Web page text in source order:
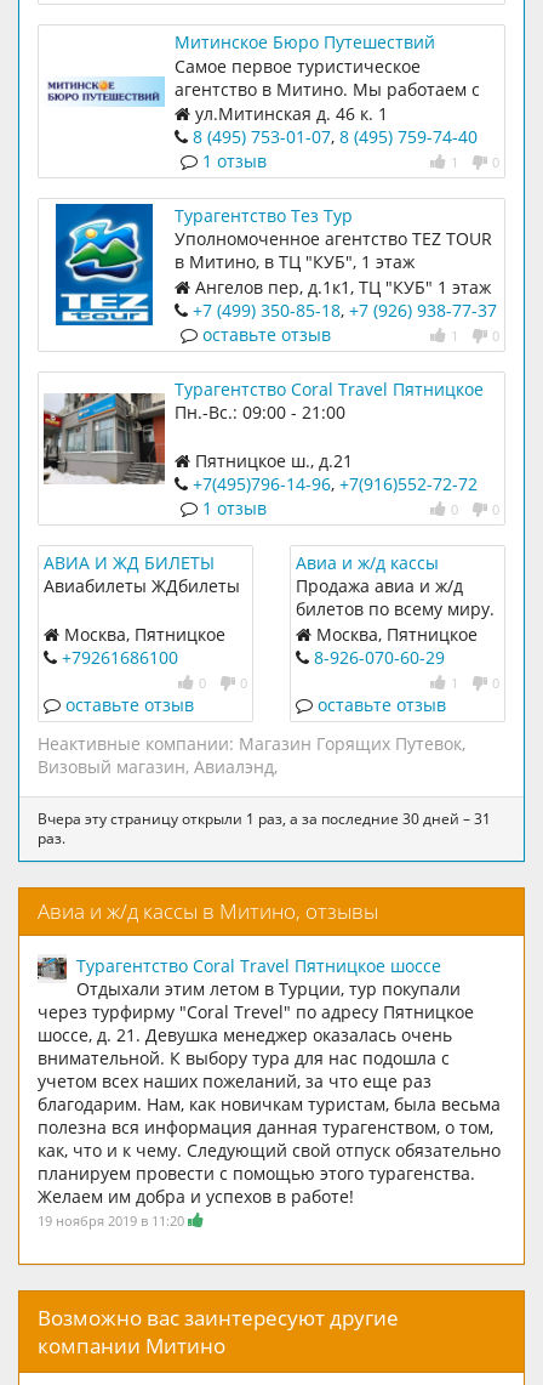
Митинское Бюро Путешествий
Самое первое туристическое
агентство в Митино. Мы работаем с
1996 года
ул.Митинская д. 46 к. 1
8 (495) 753-01-07, 8 (495) 759-74-40
1 0
1 отзыв
Турагентство Тез Тур
Уполномоченное агентство TEZ TOUR
в Митино, в ТЦ "КУБ", 1 этаж
Турагентство с опытом работы в
туризме более 20 лет. Удобное
расположение и график работы (с 10
до 21) без выходных. Возможность
бронирования онлайн без посещения
офиса.
Ангелов пер, д.1к1, ТЦ "КУБ" 1 этаж
+7 (499) 350-85-18, +7 (926) 938-77-37
1 0
оставьте отзыв
Турагентство Coral Travel Пятницкое
шоссе
Пн.-Вс.: 09:00 - 21:00
Пятницкое ш., д.21
+7(495)796-14-96, +7(916)552-72-72
0 0
1 отзыв
АВИА И ЖД БИЛЕТЫ
Авиабилеты ЖДбилеты
Москва, Пятницкое
шоссе д.27. корп.1
+79261686100
0 0
оставьте отзыв
Авиа и ж/д кассы
Runway
Продажа авиа и ж/д
билетов по всему миру.
Бронирование.
Доставка по Москве и
Москва, Пятницкое
шоссе д.18 Митинский
Радиорынок, Отель
Митино
8-926-070-60-29
1 0
оставьте отзыв
Неактивные компании: Магазин Горящих Путевок,
Визовый магазин, Авиалэнд,
Вчера эту страницу открыли 1 раз, а за последние 30 дней – 31
раз.
Авиа и ж/д кассы в Митино, отзывы
Турагентство Coral Travel Пятницкое шоссе
Отдыхали этим летом в Турции, тур покупали
через турфирму "Coral Trevel" по адресу Пятницкое
шоссе, д. 21. Девушка менеджер оказалась очень
внимательной. К выбору тура для нас подошла с
учетом всех наших пожеланий, за что еще раз
благодарим. Нам, как новичкам туристам, была весьма
полезна вся информация данная турагенством, о том,
как, что и к чему. Следующий свой отпуск обязательно
планируем провести с помощью этого турагенства.
Желаем им добра и успехов в работе!
19 ноября 2019 в 11:20
Возможно вас заинтересуют другие
компании Митино